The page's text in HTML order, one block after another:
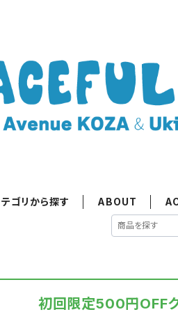
ゴリから探す ABOUT
初回限定500円OFF